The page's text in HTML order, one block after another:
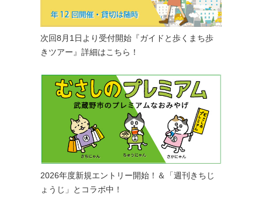
次回8月1日より受付開始『ガイドと歩くまち歩
きツアー』詳細はこちら！
2026年度新規エントリー開始！＆「週刊きちじ
ょうじ」とコラボ中！